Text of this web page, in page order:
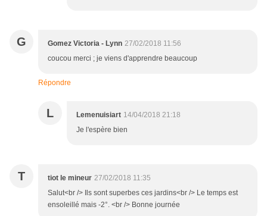
G Gomez Victoria - Lynn 27/02/2018 11:56
coucou merci ; je viens d'apprendre beaucoup
Répondre
L Lemenuisiart 14/04/2018 21:18
Je l'espère bien
T tiot le mineur 27/02/2018 11:35
Salut<br /> Ils sont superbes ces jardins<br /> Le temps est
ensoleillé mais -2°. <br /> Bonne journée